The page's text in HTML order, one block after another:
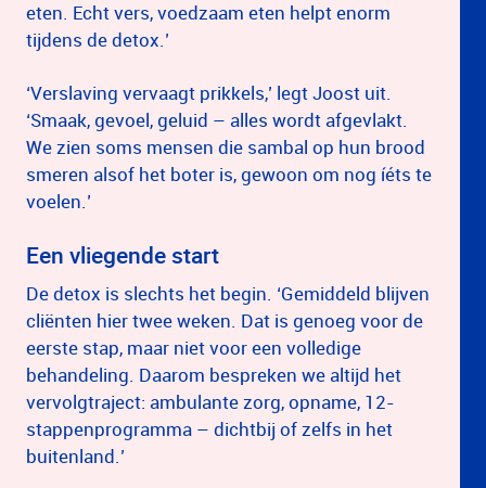
eten. Echt vers, voedzaam eten helpt enorm
tijdens de detox.’
‘Verslaving vervaagt prikkels,’ legt Joost uit.
‘Smaak, gevoel, geluid – alles wordt afgevlakt.
We zien soms mensen die sambal op hun brood
smeren alsof het boter is, gewoon om nog íéts te
voelen.’
Een vliegende start
De detox is slechts het begin. ‘Gemiddeld blijven
cliënten hier twee weken. Dat is genoeg voor de
eerste stap, maar niet voor een volledige
behandeling. Daarom bespreken we altijd het
vervolgtraject: ambulante zorg, opname, 12-
stappenprogramma – dichtbij of zelfs in het
buitenland.’